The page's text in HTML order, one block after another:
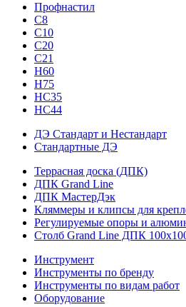
Профнастил
С8
С10
С20
С21
H60
H75
HС35
НС44
ДЭ Стандарт и Нестандарт
Стандартные ДЭ
Террасная доска (ДПК)
ДПК Grand Line
ДПК МастерДэк
Кляммеры и клипсы для
Регулируемые опоры и
Столб Grand Line ДПК
Инструмент
Инструменты по бренду
Инструменты по видам работ
Оборудование